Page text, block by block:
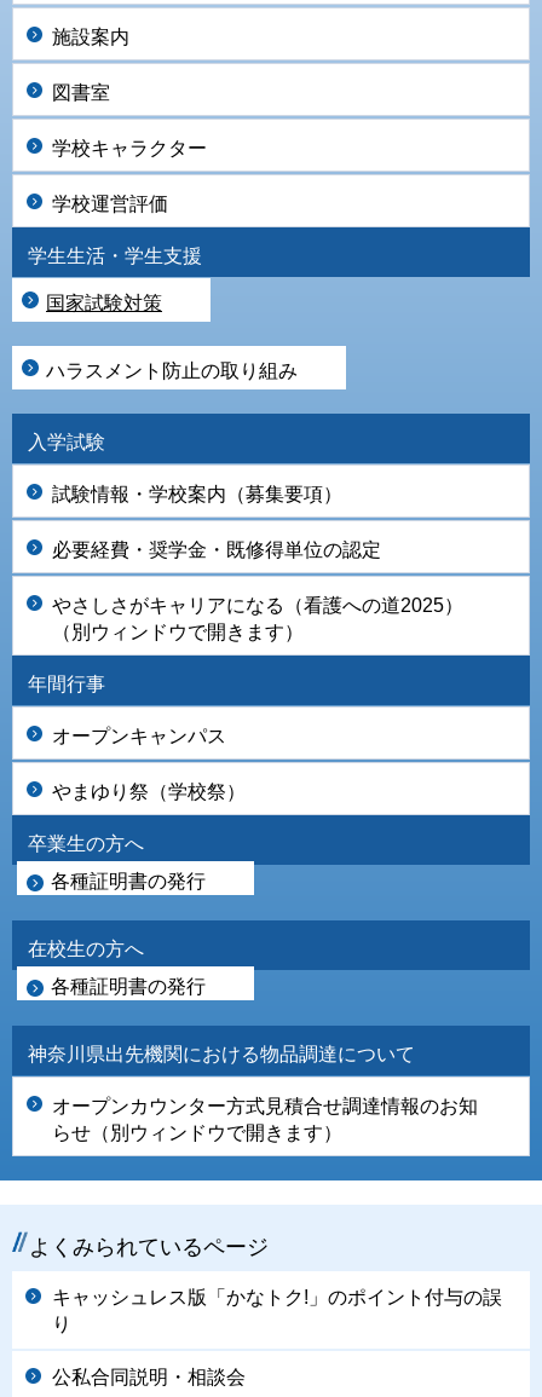
施設案内
図書室
学校キャラクター
学校運営評価
学生生活・学生支援
国家試験対策
ハラスメント防止の取り組み
入学試験
試験情報・学校案内（募集要項）
必要経費・奨学金・既修得単位の認定
やさしさがキャリアになる（看護への道2025）
（別ウィンドウで開きます）
年間行事
オープンキャンパス
やまゆり祭（学校祭）
卒業生の方へ
各種証明書の発行
在校生の方へ
各種証明書の発行
神奈川県出先機関における物品調達について
オープンカウンター方式見積合せ調達情報のお知
らせ（別ウィンドウで開きます）
よくみられているページ
キャッシュレス版「かなトク!」のポイント付与の誤
り
公私合同説明・相談会